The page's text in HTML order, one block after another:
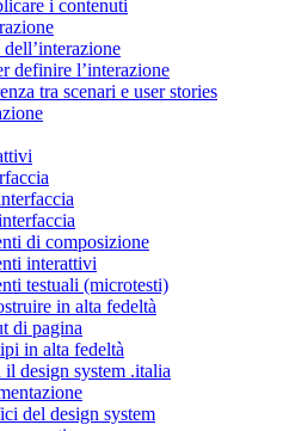
i contenuti
definire l’interazione
tra scenari e user stories
di composizione
interattivi
testuali (microtesti)
in alta fedeltà
di pagina
in alta fedeltà
design system .italia
del design system